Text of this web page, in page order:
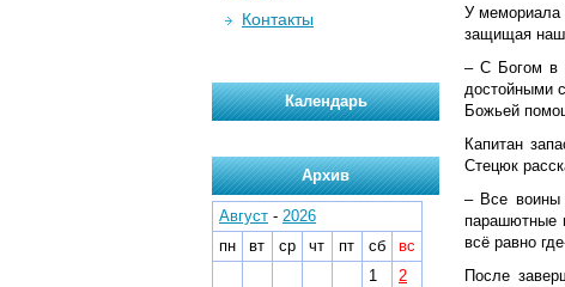
У мемориала
защищая
– С Богом в
достойными
Божьей
Капитан
Стецюк
– Все воины
парашютные
всё равно
После
Контакты
Календарь
Архив
Август - 2026
пн
вт ср чт пт сб
вс
1
2